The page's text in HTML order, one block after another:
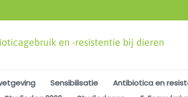
en -resistentie bij dieren
Sensibilisatie
Antibiotica en